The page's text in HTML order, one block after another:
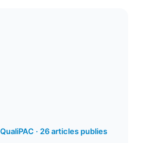
· 26 articles publies